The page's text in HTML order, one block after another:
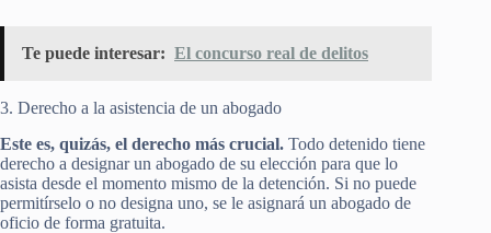
Te puede interesar: El concurso real de delitos
3. Derecho a la asistencia de un abogado
Este es, quizás, el derecho más crucial. Todo detenido tiene
derecho a designar un abogado de su elección para que lo
asista desde el momento mismo de la detención. Si no puede
permitírselo o no designa uno, se le asignará un abogado de
oficio de forma gratuita.